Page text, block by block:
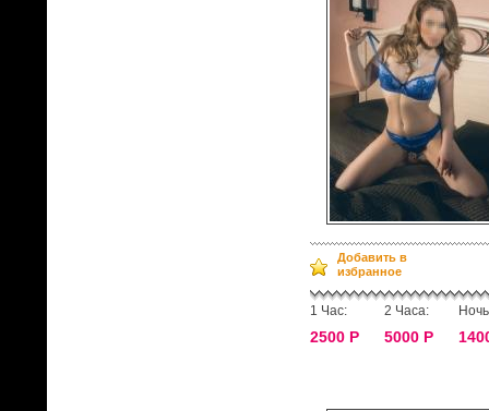
Добавить в
избранное
1 Час:
2500 Р
2 Часа:
5000 Р